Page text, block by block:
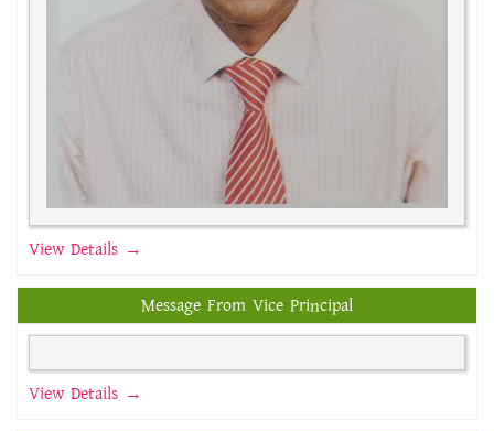
View Details →
Message From Vice Principal
View Details →